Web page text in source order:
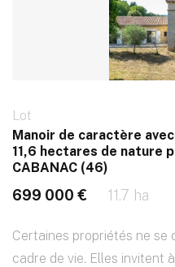
Lot
Manoir de caractère
11,6 hectares de nature
CABANAC (46)
699 000 € 11.7 ha
Certaines propriétés ne
cadre de vie. Elles invitent